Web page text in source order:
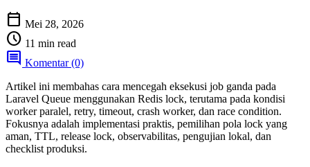
calendar_today Mei 28, 2026
schedule 11 min read
comment Komentar (0)
Artikel ini membahas cara mencegah eksekusi job ganda pada
Laravel Queue menggunakan Redis lock, terutama pada kondisi
worker paralel, retry, timeout, crash worker, dan race condition.
Fokusnya adalah implementasi praktis, pemilihan pola lock yang
aman, TTL, release lock, observabilitas, pengujian lokal, dan
checklist produksi.